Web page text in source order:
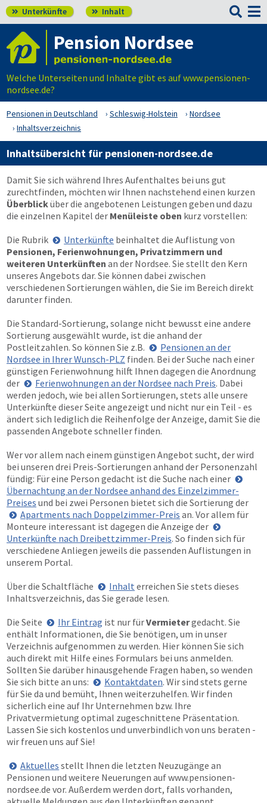
 Unterkünfte  Inhalt 
Pension Nordsee
Welche Unterseiten und Inhalte gibt es auf www.pensionen-
nordsee.de?
Pensionen in Deutschland Schleswig-Holstein
Nordsee
Inhaltsverzeichnis
Inhaltsübersicht für pensionen-nordsee.de
Damit Sie sich während Ihres Aufenthaltes bei uns gut
zurechtfinden, möchten wir Ihnen nachstehend einen kurzen
Überblicküber die angebotenen Leistungen geben und dazu
die einzelnen Kapitel der Menüleiste oben kurz vorstellen:
Die Rubrik
Unterkünfte beinhaltet die Auflistung von
Pensionen, Ferienwohnungen, Privatzimmern und
weiteren Unterkünften an der Nordsee. Sie stellt den Kern
unseres Angebots dar. Sie können dabei zwischen
verschiedenen Sortierungen wählen, die Sie im Bereich direkt
darunter finden.
Die Standard-Sortierung, solange nicht bewusst eine andere
Sortierung ausgewählt wurde, ist die anhand der
Postleitzahlen. So können Sie z.B.
Pensionen an der
Nordsee in Ihrer Wunsch-PLZ finden. Bei der Suche nach einer
günstigen Ferienwohnung hilft Ihnen dagegen die Anordnung
der
Ferienwohnungen an der Nordsee nach Preis. Dabei
werden jedoch, wie bei allen Sortierungen, stets alle unsere
Unterkünfte dieser Seite angezeigt und nicht nur ein Teil - es
ändert sich lediglich die Reihenfolge der Anzeige, damit Sie die
passenden Angebote schneller finden.
Wer vor allem nach einem günstigen Angebot sucht, der wird
bei unseren drei Preis-Sortierungen anhand der Personenzahl
fündig: Für eine Person gedacht ist die Suche nach einer
Übernachtung an der Nordsee anhand des Einzelzimmer-
Preises und bei zwei Personen bietet sich die Sortierung der
Apartments nach Doppelzimmer-Preis an. Vor allem für
Monteure interessant ist dagegen die Anzeige der
Unterkünfte nach Dreibettzimmer-Preis. So finden sich für
verschiedene Anliegen jeweils die passenden Auflistungen in
unserem Portal.
Über die Schaltfläche
Inhalt erreichen Sie stets dieses
Inhaltsverzeichnis, das Sie gerade lesen.
Die Seite
Ihr Eintrag ist nur fürVermietergedacht. Sie
enthält Informationen, die Sie benötigen, um in unser
Verzeichnis aufgenommen zu werden. Hier können Sie sich
auch direkt mit Hilfe eines Formulars bei uns anmelden.
Sollten Sie darüber hinausgehende Fragen haben, so wenden
Sie sich bitte an uns:
Kontaktdaten. Wir sind stets gerne
für Sie da und bemüht, Ihnen weiterzuhelfen. Wir finden
sicherlich eine auf Ihr Unternehmen bzw. Ihre
Privatvermietung optimal zugeschnittene Präsentation.
Lassen Sie sich kostenlos und unverbindlich von uns beraten -
wir freuen uns auf Sie!
Aktuelles stellt Ihnen die letzten Neuzugänge an
Pensionen und weitere Neuerungen aufwww.pensionen-
nordsee.de vor. Außerdem werden dort, falls vorhanden,